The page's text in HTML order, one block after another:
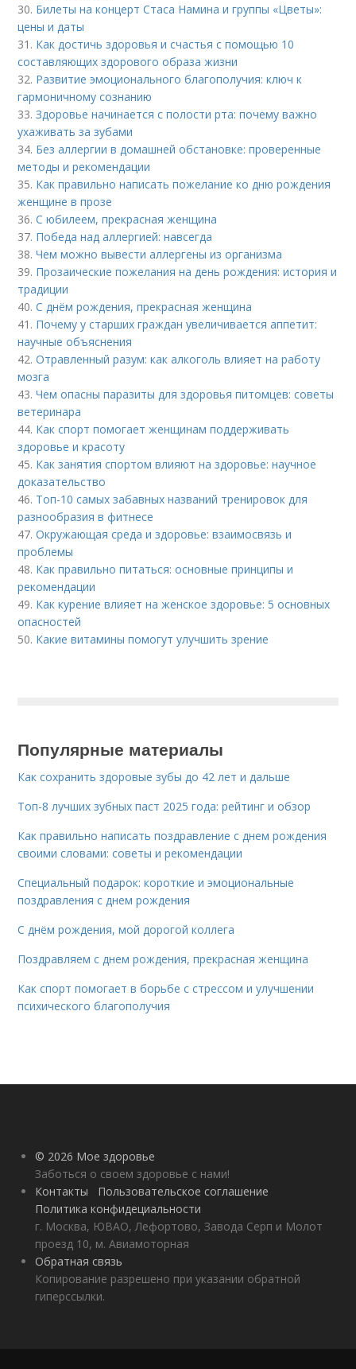
30. Билеты на концерт Стаса Намина и группы «Цветы»:
цены и даты
31. Как достичь здоровья и счастья с помощью 10
составляющих здорового образа жизни
32. Развитие эмоционального благополучия: ключ к
гармоничному сознанию
33.Здоровье начинается с полости рта: почему важно
ухаживать за зубами
34. Без аллергии в домашней обстановке: проверенные
методы и рекомендации
35. Как правильно написать пожелание ко дню рождения
женщине в прозе
36.С юбилеем, прекрасная женщина
37. Победа над аллергией: навсегда
38.Чем можно вывести аллергены из организма
39. Прозаические пожелания на день рождения: история и
традиции
40.С днём рождения, прекрасная женщина
41. Почему у старших граждан увеличивается аппетит:
научные объяснения
42.Отравленный разум: как алкоголь влияет на работу
мозга
43.Чем опасны паразиты для здоровья питомцев: советы
ветеринара
44. Как спорт помогает женщинам поддерживать
здоровье и красоту
45. Как занятия спортом влияют на здоровье: научное
доказательство
46. Топ-10 самых забавных названий тренировок для
разнообразия в фитнесе
47.Окружающая среда и здоровье: взаимосвязь и
проблемы
48. Как правильно питаться: основные принципы и
рекомендации
49. Как курение влияет на женское здоровье: 5 основных
опасностей
50. Какие витамины помогут улучшить зрение
Популярные материалы
Как сохранить здоровые зубы до 42 лет и дальше
Топ-8 лучших зубных паст 2025 года: рейтинг и обзор
Как правильно написать поздравление с днем рождения
своими словами: советы и рекомендации
Специальный подарок: короткие и эмоциональные
поздравления с днем рождения
С днём рождения, мой дорогой коллега
Поздравляем с днем рождения, прекрасная женщина
Как спорт помогает в борьбе с стрессом и улучшении
психического благополучия
© 2026 Мое здоровье
Заботься о своем здоровье с нами!
Контакты
Пользовательское соглашение
Политика конфидециальности
г. Москва, ЮВАО, Лефортово, Завода Серп и Молот
проезд 10, м. Авиамоторная
Обратная связь
Копирование разрешено при указании обратной
гиперссылки.